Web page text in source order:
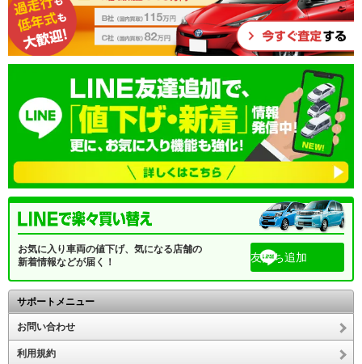
お気に入り車両の値下げ、気になる店舗の
新着情報などが届く！
友だち追加
サポートメニュー
お問い合わせ
利用規約